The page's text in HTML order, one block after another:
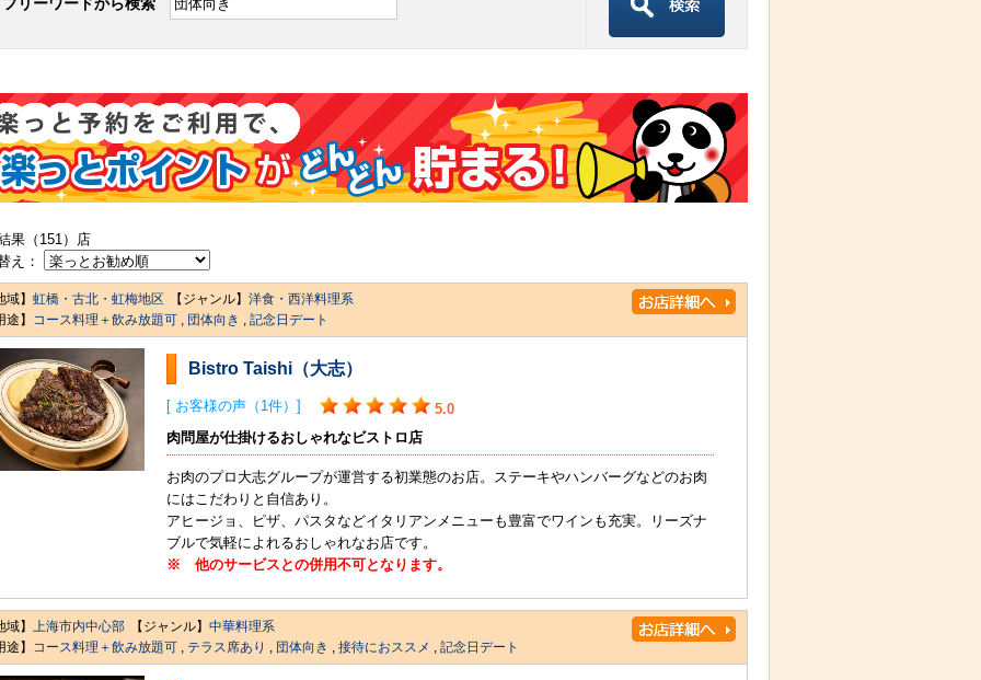
果（151）店
え：
域】 虹橋・古北・虹梅地区 【ジャンル】 洋食・西洋料理系
途】 コース料理＋飲み放題可 , 団体向き , 記念日デート
Bistro Taishi（大志）
[ お客様の声（1件）]
5.0
肉問屋が仕掛けるおしゃれなビストロ店
お肉のプロ大志グループが運営する初業態のお店。ステーキやハンバーグなどのお肉
にはこだわりと自信あり。
アヒージョ、ピザ、パスタなどイタリアンメニューも豊富でワインも充実。リーズナ
ブルで気軽によれるおしゃれなお店です。
※ 他のサービスとの併用不可となります。
域】 上海市内中心部 【ジャンル】 中華料理系
途】
コース料理＋飲み放題可 テラス席あり 団体向き 接待におススメ 記念日デート